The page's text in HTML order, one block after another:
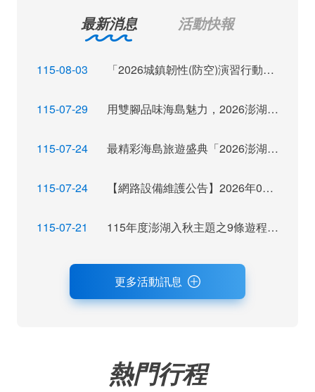
最新消息
115-08-03 「2026城鎮韌性(防空)演習行動網路降速演練」訊息布達
115-07-29 用雙腳品味海島魅力，2026澎湖秋季觀光運動休閒主題活動報名倒數
115-07-24 最精彩海島旅遊盛典「2026澎湖秋瘋季」魅力登場
115-07-24 【網路設備維護公告】2026年07月28日（二）22：00~ 24:00 屆時將暫停網站服務，不便之處，尚祈見諒。
115-07-21 115年度澎湖入秋主題之9條遊程獲選，攜手業者拓展旅遊市場及客源
更多活動訊息
活動快報
熱門行程